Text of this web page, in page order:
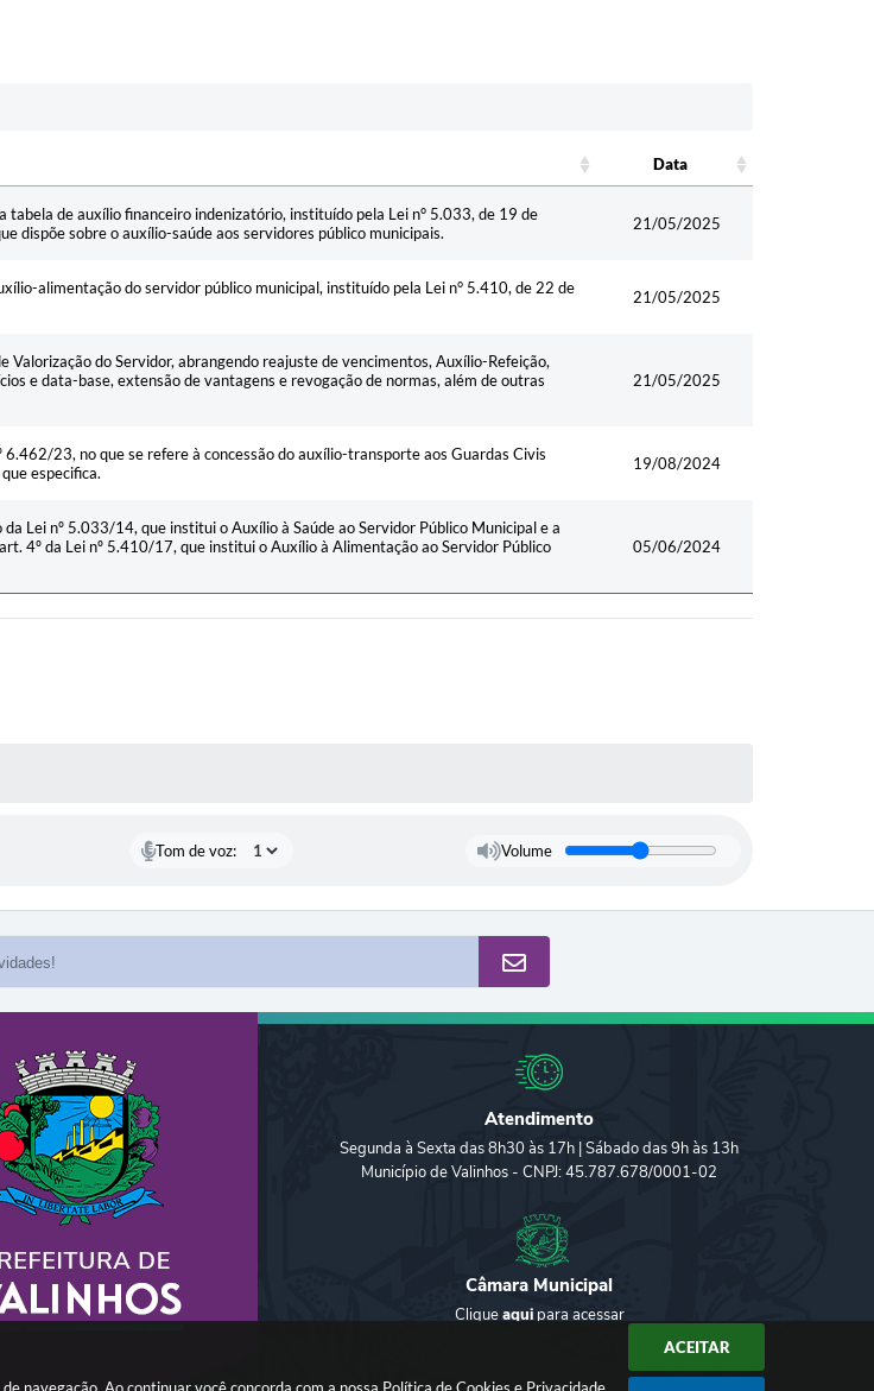
ACEITAR
Data
tabela de auxílio financeiro indenizatório, instituído pela Lei n° 5.033, de 19 de
dispõe sobre o auxílio-saúde aos servidores público municipais.
21/05/2025
alimentação do servidor público municipal, instituído pela Lei n° 5.410, de 22 de
21/05/2025
Valorização do Servidor, abrangendo reajuste de vencimentos, Auxílio-Refeição,
e data-base, extensão de vantagens e revogação de normas, além de outras
21/05/2025
6.462/23, no que se refere à concessão do auxílio-transporte aos Guardas Civis
especifica.
19/08/2024
Lei nº 5.033/14, que institui o Auxílio à Saúde ao Servidor Público Municipal e a
4º da Lei nº 5.410/17, que institui o Auxílio à Alimentação ao Servidor Público
05/06/2024
Tom de voz: Volume
Atendimento
Segunda à Sexta das 8h30 às 17h | Sábado das 9h às 13h
Município de Valinhos - CNPJ: 45.787.678/0001-02
Câmara Municipal
Cliqueaquipara acessar